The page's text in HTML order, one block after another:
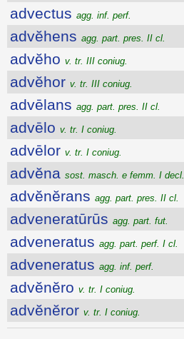
advectus agg. inf. perf.
advĕhens agg. part. pres. II cl.
advĕho v. tr. III coniug.
advĕhor v. tr. III coniug.
advēlans agg. part. pres. II cl.
advēlo v. tr. I coniug.
advēlor v. tr. I coniug.
advĕna sost. masch. e femm. I decl.
advĕnĕrans agg. part. pres. II cl.
adveneratūrūs agg. part. fut.
adveneratus agg. part. perf. I cl.
adveneratus agg. inf. perf.
advĕnĕro v. tr. I coniug.
advĕnĕror v. tr. I coniug.